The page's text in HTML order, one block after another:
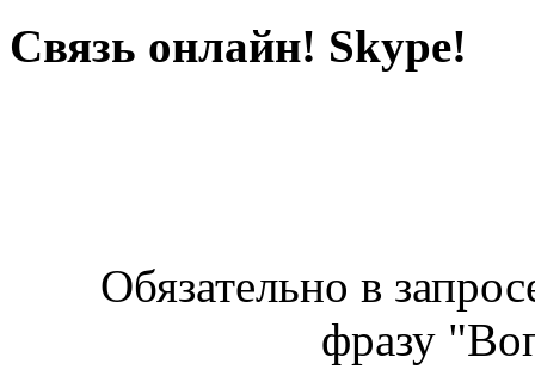
Связь онлайн! Skype!
Обязательно в
фразу